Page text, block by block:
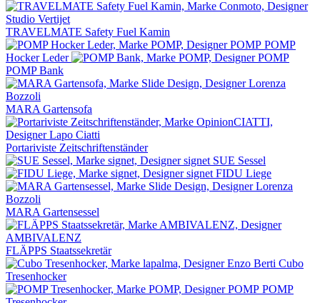
TRAVELMATE Safety Fuel Kamin
POMP
Hocker Leder
POMP Bank
MARA Gartensofa
Portariviste Zeitschriftenständer
SUE Sessel
FIDU Liege
MARA Gartensessel
FLÄPPS Staatssekretär
Cubo
Tresenhocker
POMP